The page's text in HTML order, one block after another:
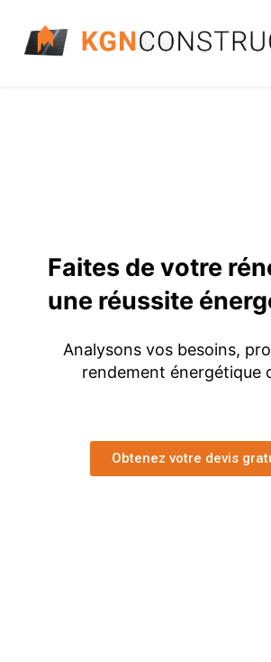
Faites de votre
une réussite
Analysons vos besoins,
rendement énergétique
Obtenez votre devis